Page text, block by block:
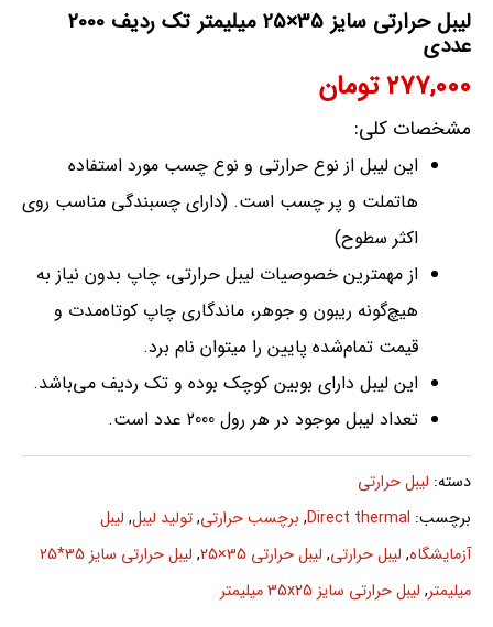
لیبل حرارتی سایز 35×25 میلیمتر تک ردیف 2000
عددی
277,000تومان
مشخصات کلی:
این لیبل از نوع حرارتی و نوع چسب مورد استفاده
هاتملت و پر چسب است. (دارای چسبندگی مناسب روی
اکثر سطوح)
از مهمترین خصوصیات لیبل حرارتی، چاپ بدون نیاز به
هیچ‌گونه ریبون و جوهر، ماندگاری چاپ کوتاه‌مدت و
قیمت تمام‌شده پایین را میتوان نام برد.
این لیبل دارای بوبین کوچک بوده و تک ردیف می‌باشد.
تعداد لیبل موجود در هر رول 2000 عدد است.
دسته: لیبل حرارتی
برچسب: Direct thermal
, برچسب حرارتی,تولید لیبل, لیبل
آزمایشگاه, لیبل حرارتی, لیبل حرارتی 35×25 ,
لیبل حرارتی سایز 35*25
میلیمتر, لیبل حرارتی سایز 35x25 میلیمتر